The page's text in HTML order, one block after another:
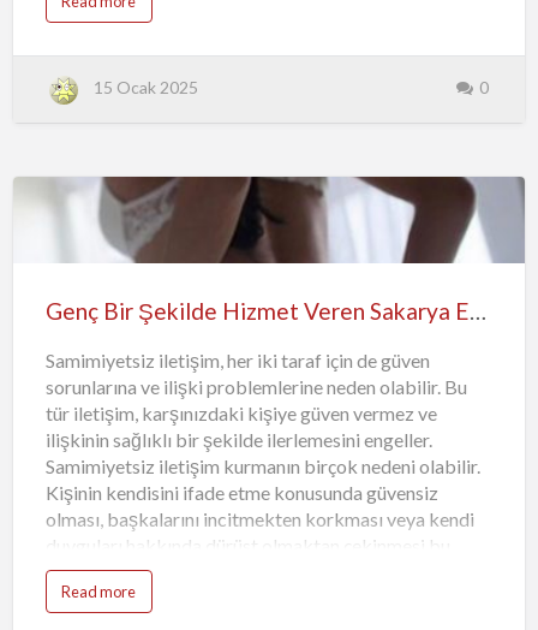
hizmetleri sunan ajansları tercih etmek, size daha
alırken, iletişim kurduğunuz kişiye karşı açık ve net
olmalısınız. Beklentilerinizi ve sınırlarınızı belirtmek,
seçmenize yardımcı olacaktır. Fiyat konusunda da
dikkatli olmalısınız. Sakarya'da eskort fiyatları farklılık
gösterebilir, ancak kaliteli bir h…
15 Ocak 2025 0
Genç Bir Şekilde Hizmet Veren Sakarya Escort Bayan Aylin
Samimiyetsiz iletişim, her iki taraf için de güven
sorunlarına ve ilişki problemlerine neden olabilir. Bu
tür iletişim, karşınızdaki kişiye güven vermez ve
ilişkinin sağlıklı bir şekilde ilerlemesini engeller.
Samimiyetsiz iletişim kurmanın birçok nedeni olabilir.
Kişinin kendisini ifade etme konusunda güvensiz
olması, başkalarını incitmekten korkması veya kendi
duyguları hakkında dürüst olmaktan çekinmesi bu
duruma neden olabilir. Ayrıca, ilişki veya iletişimdeki
güç dengesizlikleri de samimiyetsiz iletişim kurmaya
Read more